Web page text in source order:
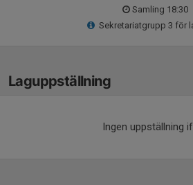
Samling 18:30
Sekretariatgrupp 3 för
Laguppställning
Ingen uppställning